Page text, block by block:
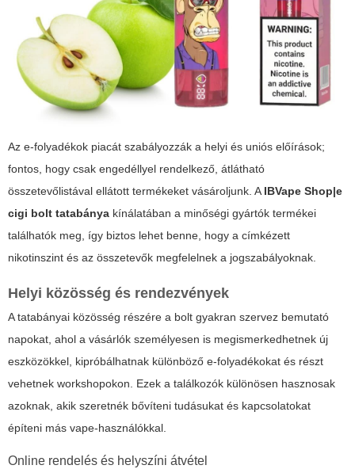
Az e-folyadékok piacát szabályozzák a helyi és uniós előírások;
fontos, hogy csak engedéllyel rendelkező, átlátható
összetevőlistával ellátott termékeket vásároljunk. AIBVape Shop|e
cigi bolt tatabánya kínálatában a minőségi gyártók termékei
találhatók meg, így biztos lehet benne, hogy a címkézett
nikotinszint és az összetevők megfelelnek a jogszabályoknak.
Helyi közösség és rendezvények
A tatabányai közösség részére a bolt gyakran szervez bemutató
napokat, ahol a vásárlók személyesen is megismerkedhetnek új
eszközökkel, kipróbálhatnak különböző e-folyadékokat és részt
vehetnek workshopokon. Ezek a találkozók különösen hasznosak
azoknak, akik szeretnék bővíteni tudásukat és kapcsolatokat
építeni más vape-használókkal.
Online rendelés és helyszíni átvétel